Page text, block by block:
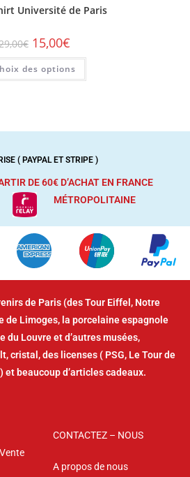
Université de Paris
€ 15,00€
des options
( PAYPAL ET STRIPE )
DE 60€ D’ACHAT EN FRANCE
MÉTROPOLITAINE
de Paris (des Tour Eiffel, Notre
de Limoges, la porcelaine espagnole
du Louvre et d’autres musées,
cristal, des licenses ( PSG, Le Tour de
et beaucoup d’articles cadeaux.
CONTACTEZ – NOUS
A propos de nous